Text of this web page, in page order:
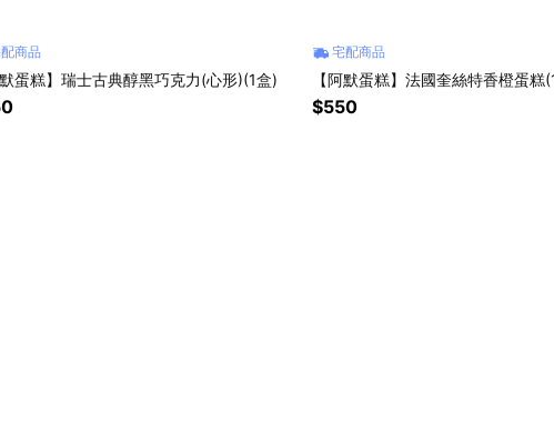
商品
默蛋糕】瑞士古典醇黑巧克力(心形)(1盒)
宅配商品
【阿默蛋糕】法國奎絲特香橙蛋糕
$550